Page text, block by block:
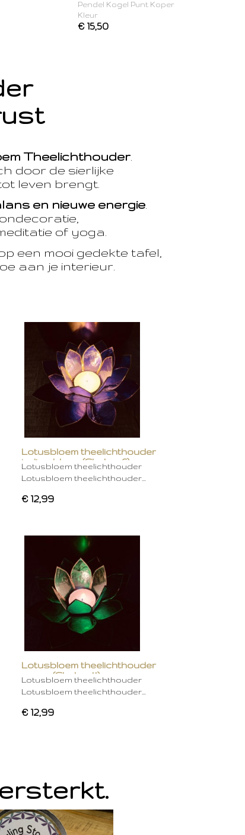
Pendel Kogel Punt Koper
Kleur
€ 15,50
Theelichthouder.
door de sierlijke
leven brengt.
en nieuwe energie.
of yoga.
een mooi gedekte tafel,
aan je interieur.
Lotusbloem theelichthouder
indigo blauw (Chakra 6)
Lotusbloem theelichthouder
Lotusbloem theelichthouder…
€ 12,99
Lotusbloem theelichthouder
groen (Chakra 4)
Lotusbloem theelichthouder
Lotusbloem theelichthouder…
€ 12,99